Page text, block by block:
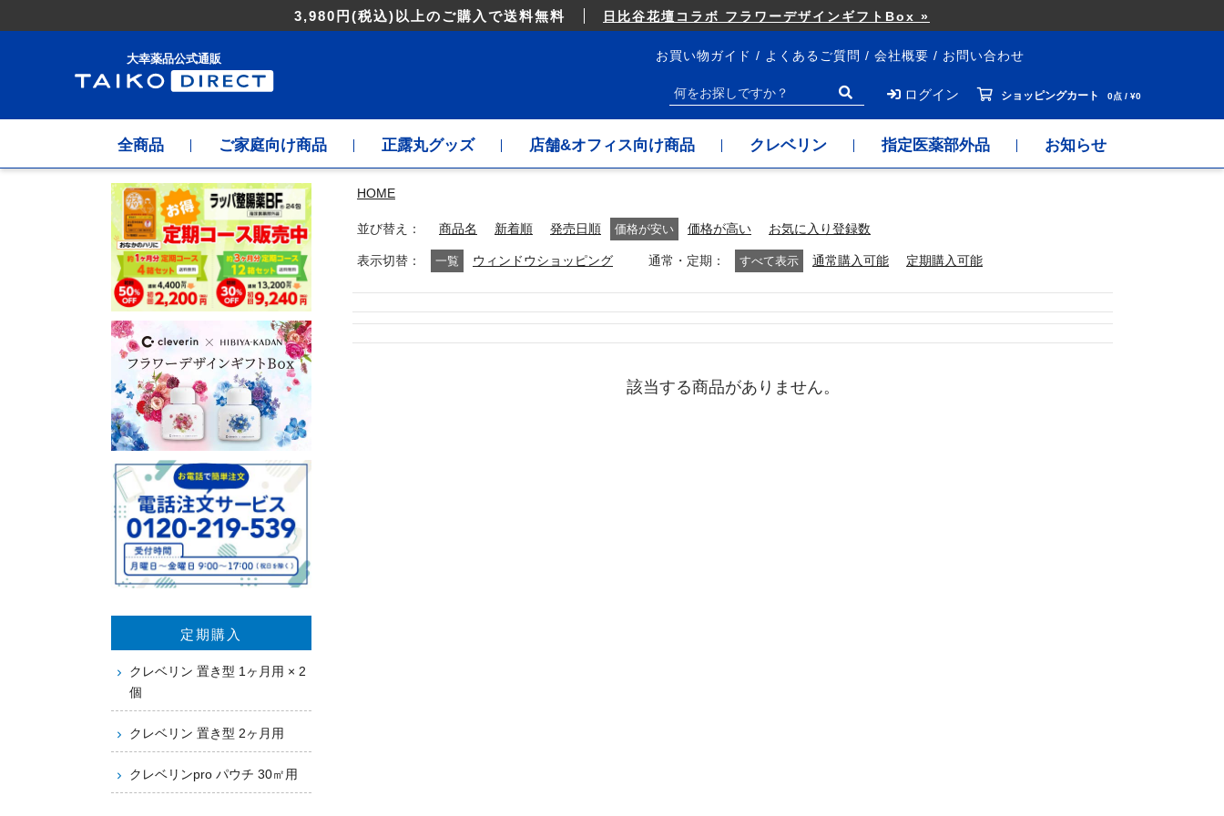
3,980円 (税込) 以上のご購入で送料無料 日比谷花壇コラボ フラワーデザインギフトBox »
大幸薬品公式通販 お買い物ガイド よくあるご質問 会社概要 お問い合わせ
ログイン ショッピングカート 0点 / ¥0
全商品 ご家庭向け商品 正露丸グッズ 店舗&オフィス向け商品 クレベリン 指定医薬部外品 お知らせ
定期購入
クレベリン 置き型 1ヶ月用 × 2
個
クレベリン 置き型 2ヶ月用
クレベリンpro パウチ 30㎡用
HOME
並び替え 商品名 新着順 発売日順 価格が安い 価格が高い お気に入り登録数
表示切替 一覧 ウィンドウショッピング 通常・定期 すべて表示 通常購入可能 定期購入可能
該当する商品がありません。